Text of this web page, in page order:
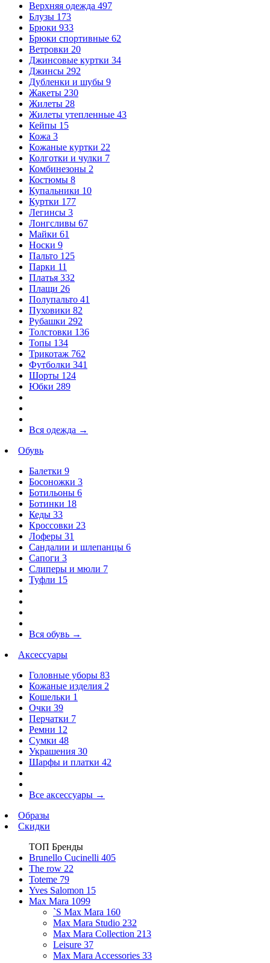
Верхняя одежда 497
Блузы 173
Брюки 933
Брюки спортивные 62
Ветровки 20
Джинсовые куртки 34
Джинсы 292
Дубленки и шубы 9
Жакеты 230
Жилеты 28
Жилеты утепленные 43
Кейпы 15
Кожа 3
Кожаные куртки 22
Колготки и чулки 7
Комбинезоны 2
Костюмы 8
Купальники 10
Куртки 177
Легинсы 3
Лонгсливы 67
Майки 61
Носки 9
Пальто 125
Парки 11
Платья 332
Плащи 26
Полупальто 41
Пуховики 82
Рубашки 292
Толстовки 136
Топы 134
Трикотаж 762
Футболки 341
Шорты 124
Юбки 289
Вся одежда →
Обувь
Балетки 9
Босоножки 3
Ботильоны 6
Ботинки 18
Кеды 33
Кроссовки 23
Лоферы 31
Сандалии и шлепанцы 6
Сапоги 3
Слиперы и мюли 7
Туфли 15
Вся обувь →
Аксессуары
Головные уборы 83
Кожаные изделия 2
Кошельки 1
Очки 39
Перчатки 7
Ремни 12
Сумки 48
Украшения 30
Шарфы и платки 42
Все аксессуары →
Образы
Скидки
ТОП Бренды
Brunello Cucinelli 405
The row 22
Toteme 79
Yves Salomon 15
Max Mara 1099
`S Max Mara 160
Max Mara Studio 232
Max Mara Collection 213
Leisure 37
Max Mara Accessories 33